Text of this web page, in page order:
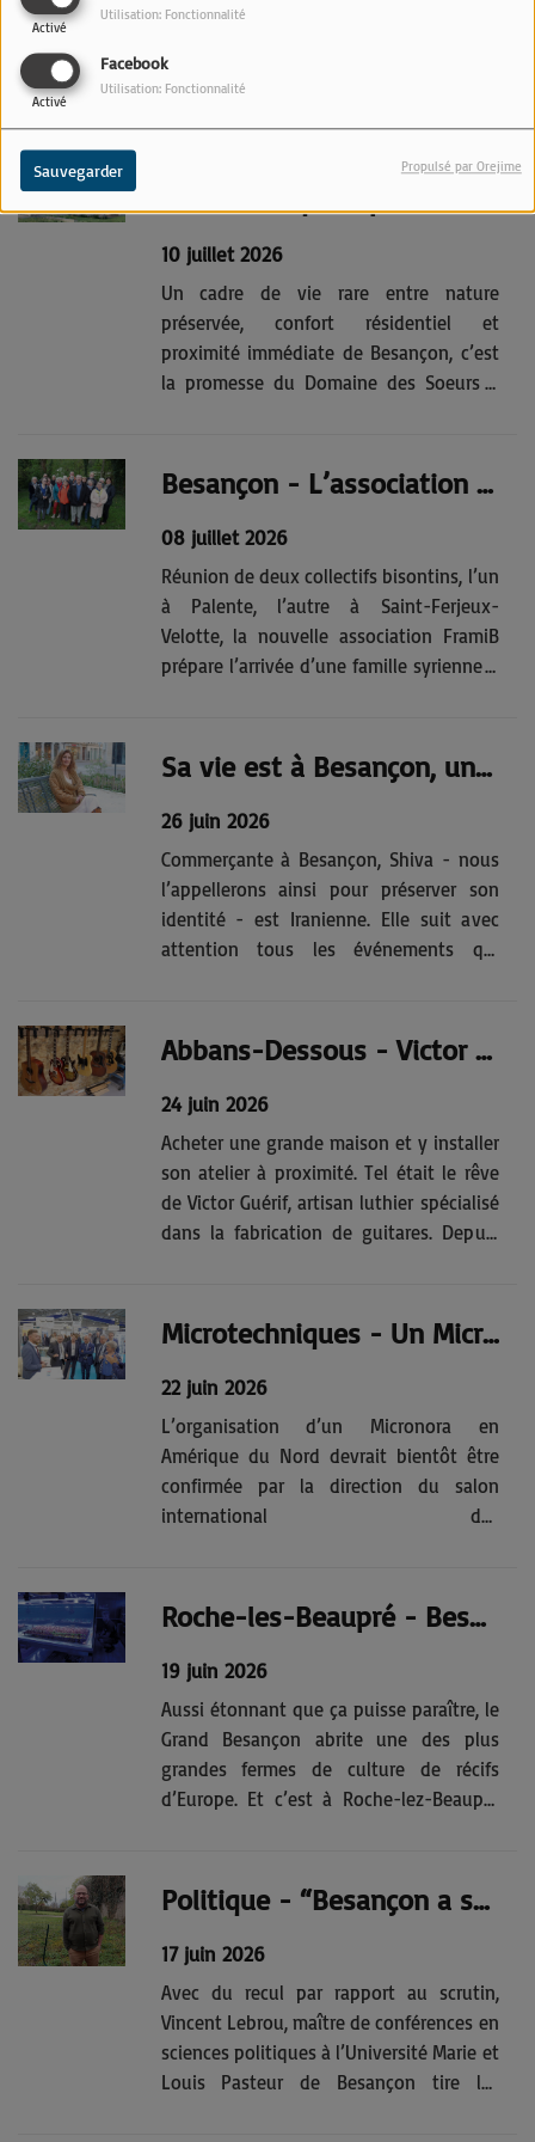
Activé
Utilisation: Fonctionnalité
Facebook
Activé
Utilisation: Fonctionnalité
Sauvegarder Propulsé par Orejime
La concurrence internationale et les prix
la pérennité de l’activité du groupe
Bourgeois à Besançon. Le patron alerte.«
Je ne veux pas me résoudre à devoir
supprimer des postes ici, dans le berceau
Nicolas Bourgeois, le...
10 juillet 2026
Un cadre de vie rare entre nature
préservée, confort résidentiel et
proximité immédiate de Besançon, c’est
la promesse du Domaine des Soeurs à
immobilier unique en son genre, 3
parcelles libre constructeur.À...
Besançon - L’association FramiB, pour un meilleur accueil des migrants
08 juillet 2026
Réunion de deux collectifs bisontins, l’un
à Palente, l’autre à Saint-Ferjeux-
Velotte, la nouvelle association FramiB
prépare l’arrivée d’une famille syrienne à
circonstances le permettent, une famille
de 4 personnes en...
Sa vie est à Besançon, une partie de son coeur est toujours en Iran
26 juin 2026
Commerçante à Besançon, Shiva - nous
l’appellerons ainsi pour préserver son
identité - est Iranienne. Elle suit avec
attention tous les événements qui
prochaine.Soudain, au milieu de la
conversation, un coup de téléphone.
Une...
Abbans-Dessous - Victor Guérif a la guitare qui le démange
24 juin 2026
Acheter une grande maison et y installer
son atelier à proximité. Tel était le rêve
de Victor Guérif, artisan luthier spécialisé
dans la fabrication de guitares. Depuis
petit village d’Abbans-Dessous, en
venant de...
Microtechniques - Un Micronora sur le continent américain dès l’an prochain
22 juin 2026
L’organisation d’un Micronora en
Amérique du Nord devrait bientôt être
confirmée par la direction du salon
international des
la conférence de presse nationale
organisée par l’association Micronora.
L’indiscrétion...
Roche-les-Beaupré - Besançon, capitale des poissons de mer et des coraux !
19 juin 2026
Aussi étonnant que ça puisse paraître, le
Grand Besançon abrite une des plus
grandes fermes de culture de récifs
d’Europe. Et c’est à Roche-lez-Beaupré
industrielles du Grand Besançon, à
l’entrée de Roche-lez-Beaupré. À...
Politique - “Besançon a suivi un mouvement national de droitisation”
17 juin 2026
Avec du recul par rapport au scrutin,
Vincent Lebrou, maître de conférences en
sciences politiques à l’Université Marie et
Louis Pasteur de Besançon tire les